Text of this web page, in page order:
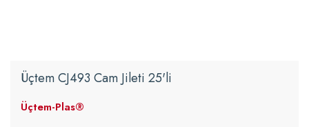
Üçtem CJ493 Cam Jileti 25'li
Üçtem-Plas®